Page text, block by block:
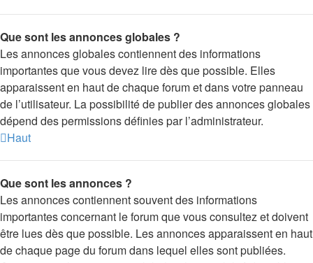
Que sont les annonces globales ?
Les annonces globales contiennent des informations
importantes que vous devez lire dès que possible. Elles
apparaissent en haut de chaque forum et dans votre panneau
de l’utilisateur. La possibilité de publier des annonces globales
dépend des permissions définies par l’administrateur.
Haut
Que sont les annonces ?
Les annonces contiennent souvent des informations
importantes concernant le forum que vous consultez et doivent
être lues dès que possible. Les annonces apparaissent en haut
de chaque page du forum dans lequel elles sont publiées.